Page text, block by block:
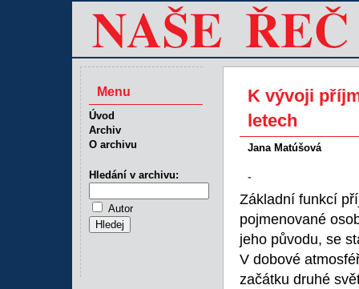
K vývoji
letech
Jana Matúšová
-
Základní funkcí
pojmenované
jeho původu, se
V dobové
začátku druhé
Menu
Úvod
Archiv
O archivu
Hledání v archivu:
Autor